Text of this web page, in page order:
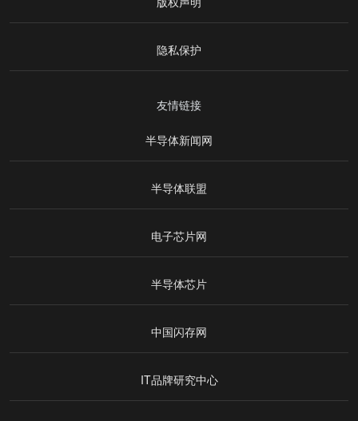
隐私保护
友情链接
半导体新闻网
半导体联盟
电子芯片网
半导体芯片
中国闪存网
IT品牌研究中心